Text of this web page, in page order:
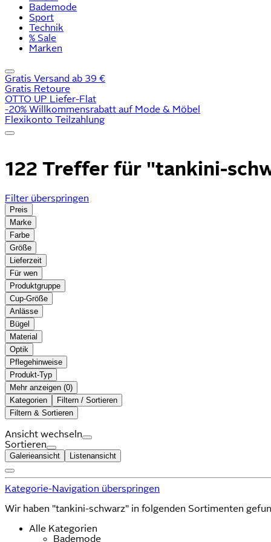
Bademode
Sport
Technik
% Sale
Marken
Gratis Versand ab 39 €
Gratis Retoure
OTTO UP Liefer-Flat
-20% Willkommensrabatt auf Mode & Möbel
Flexikonto Teilzahlung
122 Treffer für "tankini-
Filter überspringen
Preis
Marke
Farbe
Größe
Lieferzeit
Für wen
Produktgruppe
Cup-Größe
Anlässe
Bügel
Material
Optik
Pflegehinweise
Produkt-Typ
Mehr anzeigen ( )
Kategorien
Filtern / Sortieren
Filtern & Sortieren
Ansicht wechseln
Sortieren
Galerieansicht Listenansicht
Kategorie-Navigation überspringen
Wir haben "tankini-schwarz" in folgenden Sortimenten
Alle Kategorien
Bademode